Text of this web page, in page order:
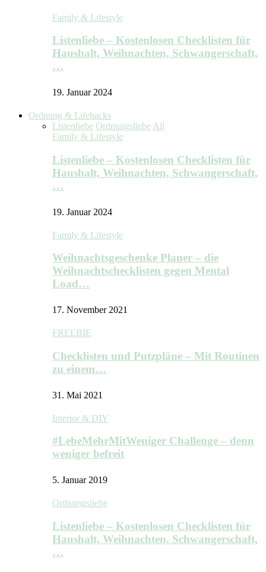
Family & Lifestyle
Listenliebe – Kostenlosen Checklisten für
Haushalt, Weihnachten, Schwangerschaft,
…
19. Januar 2024
Ordnung & Lifehacks
Listenliebe Ordnungsliebe All
Family & Lifestyle
Listenliebe – Kostenlosen Checklisten für
Haushalt, Weihnachten, Schwangerschaft,
…
19. Januar 2024
Family & Lifestyle
Weihnachtsgeschenke Planer – die
Weihnachtschecklisten gegen Mental
Load…
17. November 2021
FREEBIE
Checklisten und Putzpläne – Mit Routinen
zu einem…
31. Mai 2021
Interior & DIY
#LebeMehrMitWeniger Challenge – denn
weniger befreit
5. Januar 2019
Ordnungsliebe
Listenliebe – Kostenlosen Checklisten für
Haushalt, Weihnachten, Schwangerschaft,
…